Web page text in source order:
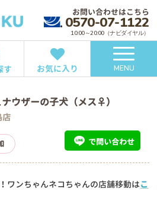
お問い合わせはこちら
0570-07-1122
10:00～20:00（ナビダイヤル）
す お気に入り MENU
ウザーの子犬（メス♀）
で問い合わせ
ワンちゃんネコちゃんの店舗移動はこ